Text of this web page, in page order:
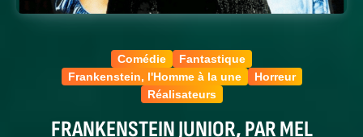
Comédie
Fantastique
Frankenstein, l'Homme à la une
Horreur
Réalisateurs
FRANKENSTEIN JUNIOR, PAR MEL